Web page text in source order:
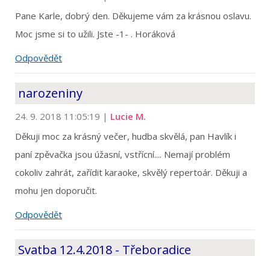
Pane Karle, dobrý den. Děkujeme vám za krásnou oslavu.
Moc jsme si to užili. Jste -1- . Horáková
Odpovědět
narozeniny
24. 9. 2018 11:05:19 | Lucie M.
Děkuji moc za krásný večer, hudba skvělá, pan Havlík i
paní zpěvačka jsou úžasní, vstřícní.... Nemají problém
cokoliv zahrát, zařídit karaoke, skvělý repertoár. Děkuji a
mohu jen doporučit.
Odpovědět
Svatba 12.4.2018 - Třeboradice